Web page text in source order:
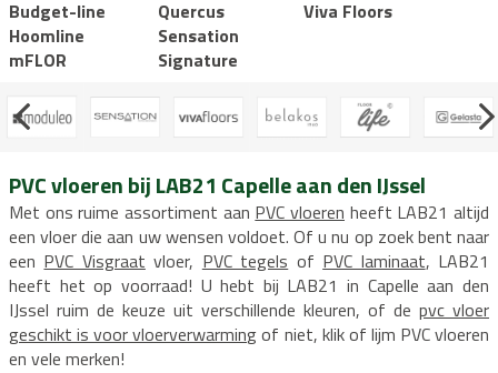
Budget-line
Quercus
Viva Floors
Hoomline
Sensation
mFLOR
Signature
PVC vloeren bij LAB21 Capelle aan den IJssel
Met ons ruime assortiment aan PVC vloeren heeft LAB21 altijd
een vloer die aan uw wensen voldoet. Of u nu op zoek bent naar
een PVC Visgraat vloer, PVC tegels of PVC laminaat, LAB21
heeft het op voorraad! U hebt bij LAB21 in Capelle aan den
IJssel ruim de keuze uit verschillende kleuren, of de pvc vloer
geschikt is voor vloerverwarmingof niet, klik of lijm PVC vloeren
en vele merken!